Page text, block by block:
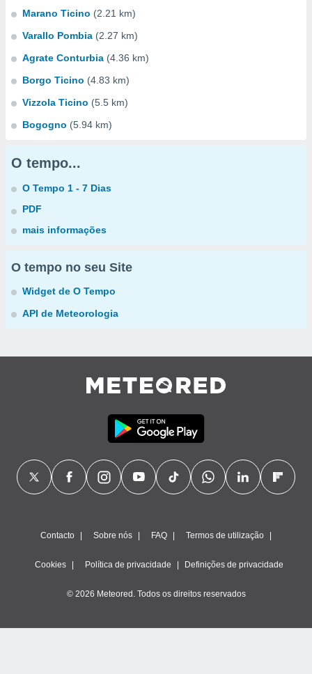
Marano Ticino (2.21 km)
Varallo Pombia (2.27 km)
Agrate Conturbia (4.36 km)
Borgo Ticino (4.83 km)
Vizzola Ticino (5.5 km)
Bogogno (5.94 km)
O tempo...
O Tempo 1 - 7 Dias
PDF
mais informações
O tempo no seu Site
Widget de O Tempo
API de Meteorologia
Contacto Sobre nós FAQ Termos de utilização
Cookies Política de privacidade Definições de privacidade
© 2026 Meteored. Todos os direitos reservados